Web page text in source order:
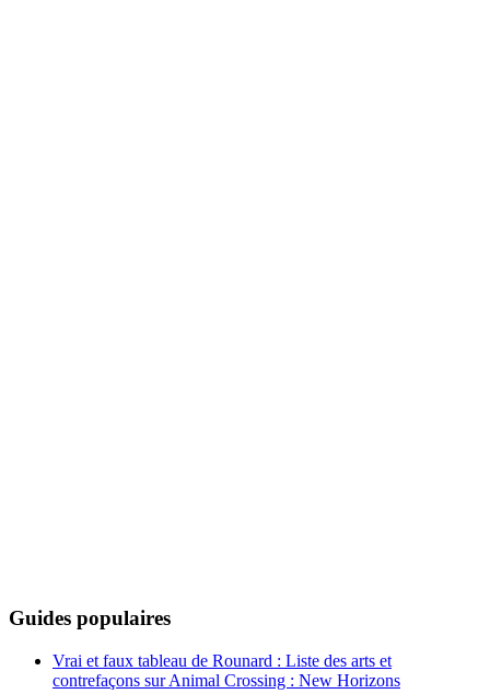
Guides populaires
Vrai et faux tableau de Rounard : Liste des arts et
contrefaçons sur Animal Crossing : New Horizons